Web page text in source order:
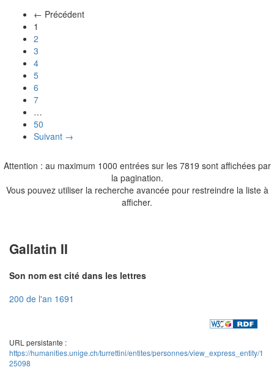
← Précédent
1
2
3
4
5
6
7
…
50
Suivant →
Attention : au maximum 1000 entrées sur les 7819 sont affichées par
la pagination.
Vous pouvez utiliser la recherche avancée pour restreindre la liste à
afficher.
Gallatin II
Son nom est cité dans les lettres
200 de l'an 1691
URL persistante :
https://humanities.unige.ch/turrettini/entites/personnes/view_express_entity/1
25098